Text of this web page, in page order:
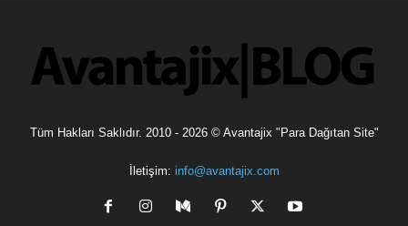
Tüm Hakları Saklıdır. 2010 - 2026 © Avantajix "Para Dağıtan Site"
İletişim: info@avantajix.com